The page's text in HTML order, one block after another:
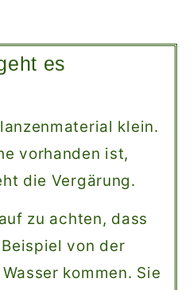
es
klein.
vorhanden ist,
die Vergärung.
zu achten, dass
von der
kommen. Sie